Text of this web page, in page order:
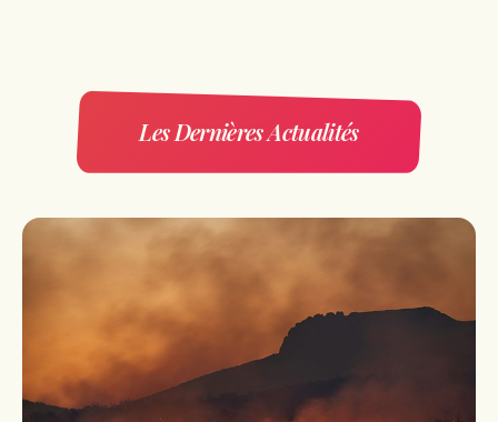
Les Dernières Actualités